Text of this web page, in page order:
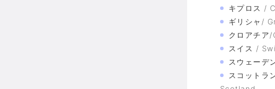
キプロス /
ギリシャ/
クロアチア
スイス /
スウェーデ
スコットラ